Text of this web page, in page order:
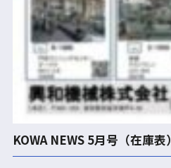
KOWA NEWS 5月号（在庫表）